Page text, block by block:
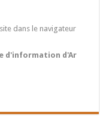
dans le navigateur
d'information d'Ar